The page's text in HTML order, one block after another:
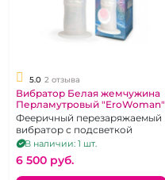
5.0 2 отзыва
Вибратор Белая жемчужина
Перламутровый "EroWoman"
Фееричный перезаряжаемый
вибратор с подсветкой
В наличии: 1 шт.
6 500 pуб.